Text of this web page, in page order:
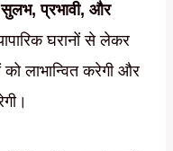
सुलभ, प्रभावी, और
घरानों से लेकर
लाभान्वित करेगी और